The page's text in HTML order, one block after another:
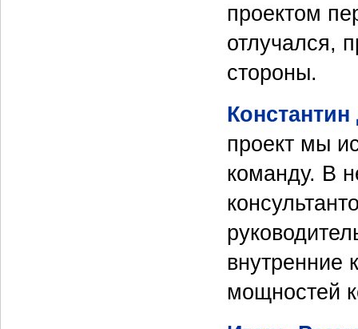
проектом
отлучался,
стороны.
проект мы
команду. В
внутренние
мощностей